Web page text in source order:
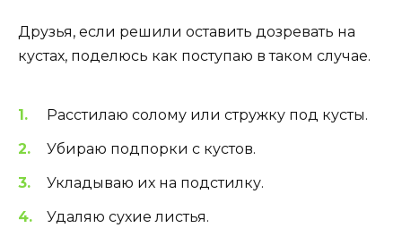
Друзья, если решили оставить дозревать на
кустах, поделюсь как поступаю в таком случае.
Расстилаю солому или стружку под кусты.
Убираю подпорки с кустов.
Укладываю их на подстилку.
Удаляю сухие листья.